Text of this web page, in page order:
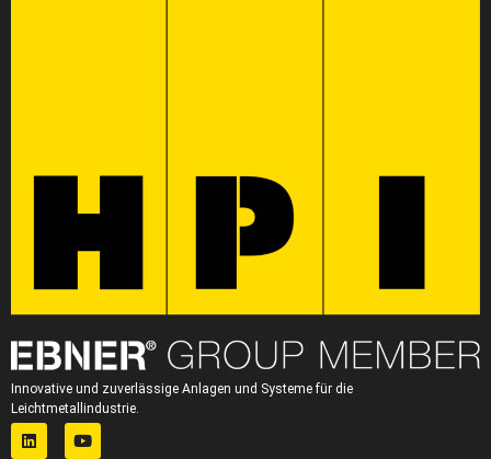
Innovative und zuverlässige Anlagen und Systeme für die
Leichtmetallindustrie.